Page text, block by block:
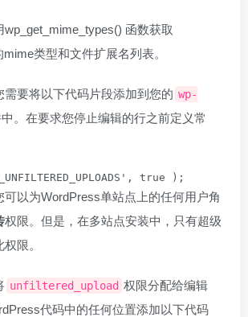
wp_get_mime_types() 函数获取
类型和文件扩展名列表。
需要将以下代码片段添加到您的 wp-
。在要求您停止编辑的行之前定义常
true );
可以为WordPress单站点上的任何用户角
权限。但是，在多站点安装中，只有超级
限。
unfiltered_upload 权限分配给编辑
代码中的任何位置添加以下代码